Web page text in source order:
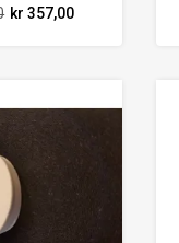
kr 357,00